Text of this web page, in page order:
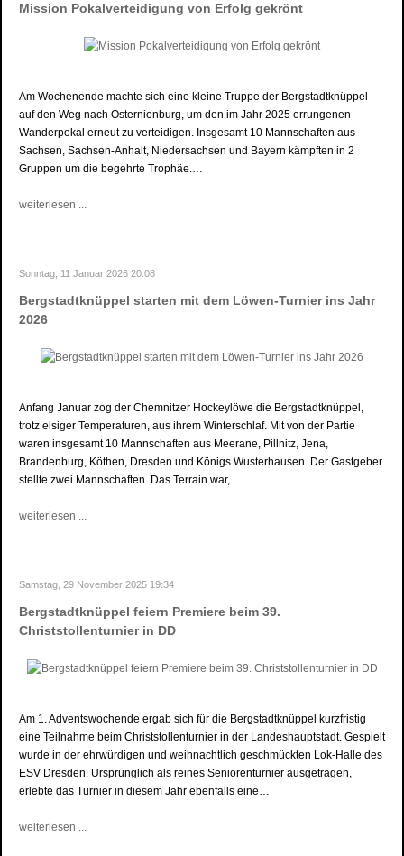
Mission Pokalverteidigung von Erfolg gekrönt
Am Wochenende machte sich eine kleine Truppe der Bergstadtknüppel
auf den Weg nach Osternienburg, um den im Jahr 2025 errungenen
Wanderpokal erneut zu verteidigen. Insgesamt 10 Mannschaften aus
Sachsen, Sachsen-Anhalt, Niedersachsen und Bayern kämpften in 2
Gruppen um die begehrte Trophäe.…
weiterlesen ...
Sonntag, 11 Januar 2026 20:08
Bergstadtknüppel starten mit dem Löwen-Turnier ins Jahr
2026
Anfang Januar zog der Chemnitzer Hockeylöwe die Bergstadtknüppel,
trotz eisiger Temperaturen, aus ihrem Winterschlaf. Mit von der Partie
waren insgesamt 10 Mannschaften aus Meerane, Pillnitz, Jena,
Brandenburg, Köthen, Dresden und Königs Wusterhausen. Der Gastgeber
stellte zwei Mannschaften. Das Terrain war,…
weiterlesen ...
Samstag, 29 November 2025 19:34
Bergstadtknüppel feiern Premiere beim 39.
Christstollenturnier in DD
Am 1. Adventswochende ergab sich für die Bergstadtknüppel kurzfristig
eine Teilnahme beim Christstollenturnier in der Landeshauptstadt. Gespielt
wurde in der ehrwürdigen und weihnachtlich geschmückten Lok-Halle des
ESV Dresden. Ursprünglich als reines Seniorenturnier ausgetragen,
erlebte das Turnier in diesem Jahr ebenfalls eine…
weiterlesen ...